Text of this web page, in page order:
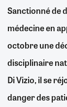
Sanctionné de
médecine en
octobre une
disciplinaire
Di Vizio, il se
danger des